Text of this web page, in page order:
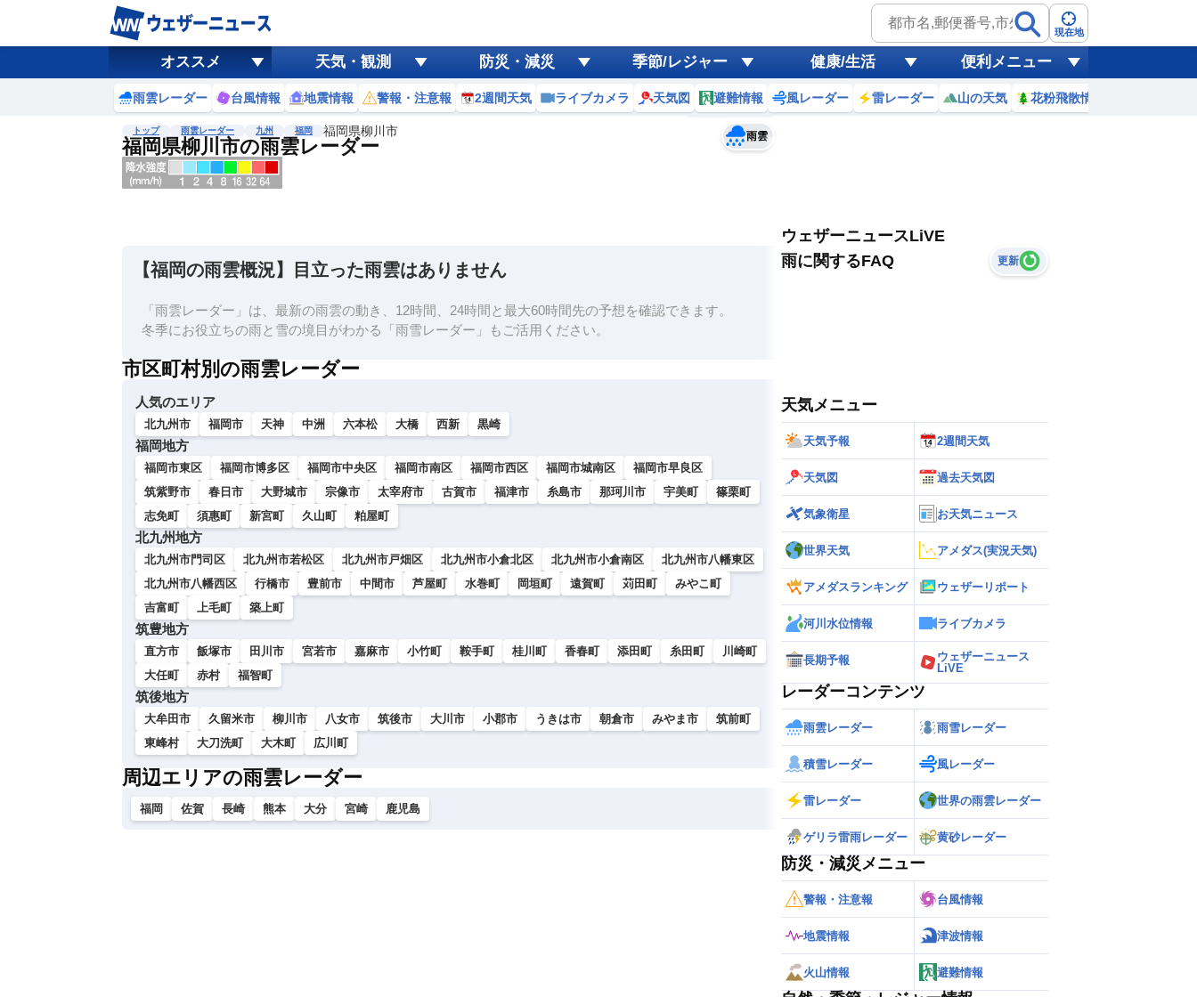
現在地
オススメ 天気・観測 防災・減災 季節/レジャー 健康/生活 便利メニュー
雨雲レーダー 台風情報 地震情報 警報・注意報 2週間天気 ライブカメラ 天気図 避難情報 風レーダー 雷レーダー 山の天気 花粉飛散情報
トップ 雨雲レーダー 九州 福岡 福岡県柳川市
福岡県柳川市の雨雲レーダー 雨雲
予報士コメント
黄砂
天気 台風
【福岡の雨雲概況】目立った雨雲はありません
「雨雲レーダー」は、最新の雨雲の動き、12時間、24時間と最大60時間先の予想を確認できます。
冬季にお役立ちの雨と雪の境目がわかる「雨雪レーダー」もご活用ください。
市区町村別の雨雲レーダー
人気のエリア
北九州市 福岡市 天神 中洲 六本松 大橋 西新 黒崎
福岡地方
福岡市東区 福岡市博多区 福岡市中央区 福岡市南区 福岡市西区 福岡市城南区
福岡市早良区
筑紫野市
春日市 大野城市 宗像市 太宰府市 古賀市 福津市 糸島市 那珂川市 宇美町
篠栗町
志免町
須惠町 新宮町 久山町 粕屋町
北九州地方
北九州市門司区 北九州市若松区 北九州市戸畑区 北九州市小倉北区 北九州市小倉南区
北九州市八幡東区
北九州市八幡西区
行橋市 豊前市 中間市 芦屋町 水巻町 岡垣町 遠賀町 苅田町
みやこ町
吉富町
上毛町 築上町
筑豊地方
直方市 飯塚市 田川市 宮若市 嘉麻市 小竹町 鞍手町 桂川町 香春町 添田町 糸田町
川崎町
大任町
赤村 福智町
筑後地方
大牟田市 久留米市 柳川市 八女市 筑後市 大川市 小郡市 うきは市 朝倉市 みやま市
筑前町
東峰村
大刀洗町 大木町 広川町
周辺エリアの雨雲レーダー
福岡 佐賀 長崎 熊本 大分 宮崎 鹿児島
ウェザーニュースLiVE
雨に関するFAQ
更新
天気メニュー
天気予報 2週間天気
天気図 過去天気図
気象衛星 お天気ニュース
世界天気 アメダス(実況天気)
アメダスランキング ウェザーリポート
河川水位情報 ライブカメラ
長期予報
ウェザーニュース
LiVE
レーダーコンテンツ
雨雲レーダー 雨雪レーダー
積雪レーダー 風レーダー
雷レーダー 世界の雨雲レーダー
ゲリラ雷雨レーダー 黄砂レーダー
防災・減災メニュー
警報・注意報 台風情報
地震情報 津波情報
火山情報 避難情報